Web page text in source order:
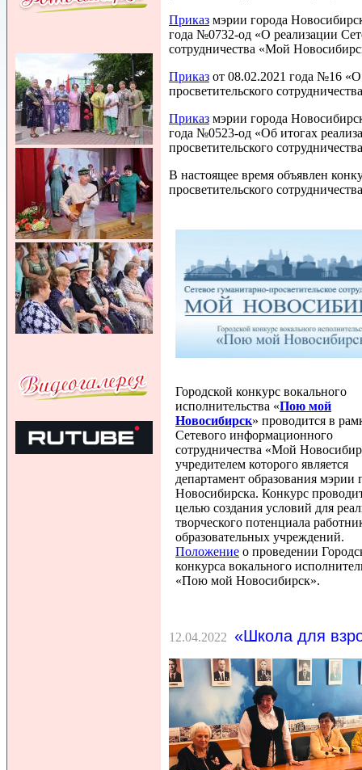
Приказ мэрии города
года №0732-од «О реализации
сотрудничества «Мой
Приказ от 08.02.2021 года №16
просветительского
Приказ мэрии города
года №0523-од «Об итогах
просветительского
В настоящее время объявлен
просветительского
Городской конкурс вокального
исполнительства «Пою мой
Новосибирск» проводится в
Сетевого информационного
сотрудничества «Мой
учредителем которого является
департамент образования мэрии
Новосибирска. Конкурс
целью создания условий для
творческого потенциала
образовательных учреждений.
Положение о проведении
конкурса вокального
«Пою мой Новосибирск».
12.04.2022 «Школа для